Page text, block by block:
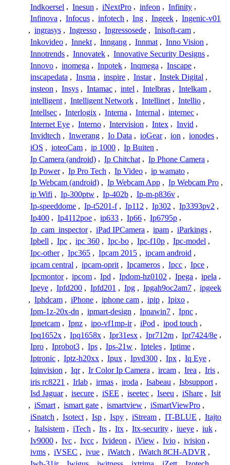
Indkoersel , Inesun , iNextPro , infeon , Infinity ,
Infinova , Infocus , infotech , Ing , Ingeek , Ingenic-v01
, ingrasys , Ingresso , Ingressosede , Inisoft-cam ,
Inkovideo , Innekt , Inngang , Innmat , Inno Vision ,
Innotrends , Innovatek , Innovative Security Designs ,
Innovo , inomega , Inpotek , Inqmega , Inscape ,
inscapedata , Insma , inspire , Instar , Instek Digital ,
insteon , Insys , Intamac , intel , Intelbras , Intelkam ,
intelligent , Intelligent Network , Intellinet , Intellio ,
Intellsec , Interlogix , Interna , Internal , internec ,
Internet Eye , Interno , Intervision , Intex , Invid ,
Invidtech , Inwerang , Io Data , ioGear , ion , ionodes ,
iOS , ioteoCam , ip 1000 , Ip Buiten ,
Ip Camera (android) , Ip Chitchat , Ip Phone Camera ,
Ip Power , Ip Pro Tech , Ip Video , ip wamato ,
Ip Webcam (android) , Ip Webcam App , Ip Webcam Pro ,
ip Wifi , Ip-300ptw , Ip-402b , Ip-m-p836v ,
Ip-speeddome , Ip-t5201-f , Ip112 , Ip302 , Ip3393pv2 ,
Ip400 , Ip4112poe , ip633 , Ip66 , Ip6795p ,
Ip_cam_inspector , iPad IPCamera , ipam , iParkings ,
Ipbell , Ipc , ipc 360 , Ipc-bo , Ipc-f10p , Ipc-model ,
Ipc-other , Ipc365 , Ipcam 2015 , ipcam android ,
ipcam central , ipcam-oprit , Ipcameros , Ipcc , Ipce ,
Ipcmontor , ipcom , Ipd , Ipdom-hz0102 , Ipega , ipela ,
Ipeye , Ipfd200 , Ipfd201 , Ipg , Ipgah9oc2am7 , ipgeek
, Iphdcam , iPhone , iphone cam , ipip , Ipixo ,
Ipm-1z-20x-dn , ipmart-design , Ipnawin7 , Ipnc ,
Ipnetcam , Ipnz , ipo-vf1mp-ir , iPod , ipod touch ,
Ipq1652x , Ipq1658x , Ipr31esx , Ipr712m , Ipr7424/8e ,
Ipro , Iprobot3 , Ips , Ips-21w , Ipteles , Iptime ,
Iptronic , Iptz-h20xx , Ipux , Ipvd300 , Ipx , Iq Eye ,
Iqinvision , Iqr , Ir Color Ip Camera , ircam , Irea , Iris ,
iris rc8221 , Irlab , irmas , iroda , Isabeau , Isbsupport ,
Isd Jaguar , isecure , iSEE , iseetec , Iseeu , iShare , Isit
, iSmart , ismart gate , ismartview , iSmartViewPro ,
iSnatch , Isotect , Isp , Ispy , iStream , IT-BLUE , Itajto
, Italsistem , iTech , Its , Itx , Itx-security , iueye , iuk ,
Iv9000 , Ivc , Ivcc , Ivideon , iView , Ivio , ivision ,
ivms , iVSEC , ivue , iWatch , iWatch 8CH-ADVR ,